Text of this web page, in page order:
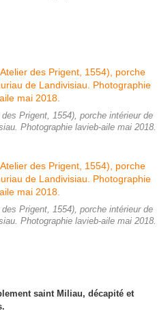
Prigent, 1554), porche intérieur de
Photographie lavieb-aile mai 2018.
Prigent, 1554), porche intérieur de
Photographie lavieb-aile mai 2018.
saint Miliau, décapité et